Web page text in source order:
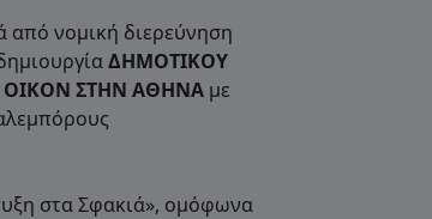
από νομική διερεύνηση
ΔΗΜΟΤΙΚΟΥ
ΟΙΚΟΝ ΣΤΗΝ ΑΘΗΝΑ με
στα Σφακιά», ομόφωνα